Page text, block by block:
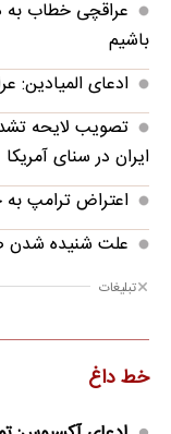
عراقچی خطاب به
باشیم
ادعای المیادین:
تصویب لایحه
ایران در سنای آمریکا
اعتراض ترامپ به
علت شنیده شدن
تبلیغات
خط داغ